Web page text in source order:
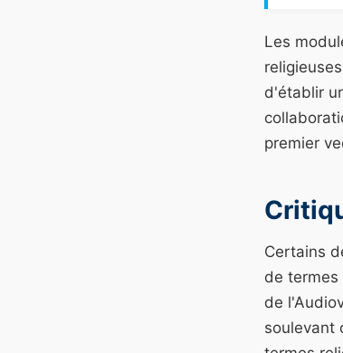
Les
d'établir
premier
Certains
de termes
de
soulevant